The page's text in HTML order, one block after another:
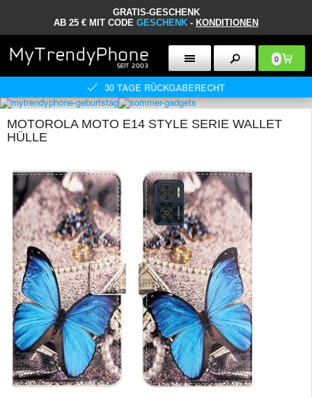
GRATIS-GESCHENK
AB 25 € MIT CODE GESCHENK - KONDITIONEN
0
30 TAGE RÜCKGABERECHT
MOTOROLA MOTO E14 STYLE SERIE WALLET
HÜLLE